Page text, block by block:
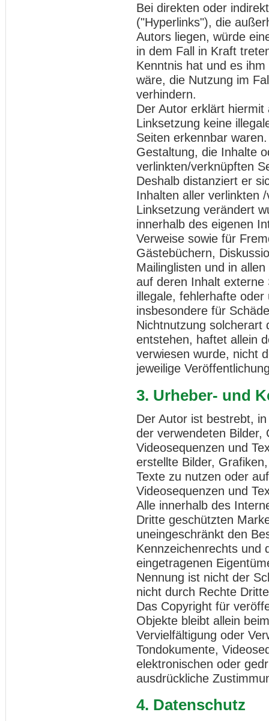
Bei direkten oder
("Hyperlinks"), die
Autors liegen, würde
in dem Fall in Kraft
Kenntnis hat und es
wäre, die Nutzung im
verhindern.
Der Autor erklärt
Linksetzung keine
Seiten erkennbar
Gestaltung, die Inhalte
verlinkten/verknüpften
Deshalb distanziert er
Inhalten aller verlinkten
Linksetzung verändert
innerhalb des eigenen
Verweise sowie für
Gästebüchern,
Mailinglisten und in
auf deren Inhalt externe
illegale, fehlerhafte
insbesondere für
Nichtnutzung solcherart
entstehen, haftet allein
verwiesen wurde, nicht
jeweilige
3. Urheber- und
Der Autor ist bestrebt,
der verwendeten Bilder,
Videosequenzen und
erstellte Bilder,
Texte zu nutzen oder
Videosequenzen und
Alle innerhalb des
Dritte geschützten
uneingeschränkt den
Kennzeichenrechts und
eingetragenen
Nennung ist nicht der
nicht durch Rechte
Das Copyright für
Objekte bleibt allein
Vervielfältigung oder
Tondokumente,
elektronischen oder
ausdrückliche
4. Datenschutz